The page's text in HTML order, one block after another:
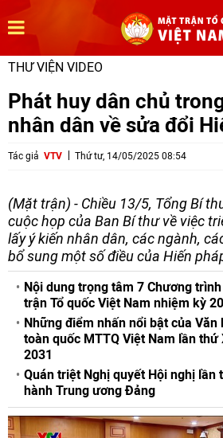
THƯ VIỆN VIDEO
Phát huy dân chủ
nhân dân về sửa đổi
Tác giả VTV Thứ tư, 14/05/2025 08:54
(Mặt trận) - Chiều 13/5, Tổng Bí
cuộc họp của Ban Bí thư về việc
lấy ý kiến nhân dân, các ngành,
bổ sung một số điều của Hiến
Nội dung trọng tâm 7 Chương
trận Tổ quốc Việt Nam nhiệm kỳ
Những điểm nhấn nổi bật của
toàn quốc MTTQ Việt Nam lần
2031
Quán triệt Nghị quyết Hội nghị lần
hành Trung ương Đảng